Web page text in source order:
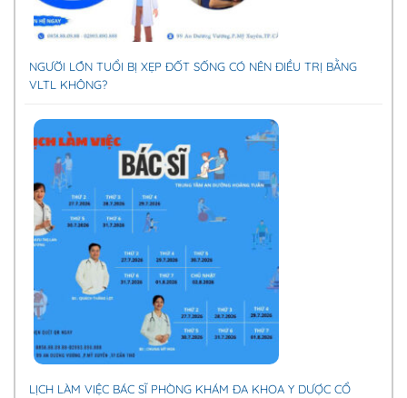
NGƯỜI LỚN TUỔI BỊ XẸP ĐỐT SỐNG CÓ NÊN ĐIỀU TRỊ BẰNG
VLTL KHÔNG?
LỊCH LÀM VIỆC BÁC SĨ PHÒNG KHÁM ĐA KHOA Y DƯỢC CỔ